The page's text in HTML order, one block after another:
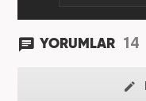
YORUMLAR 14